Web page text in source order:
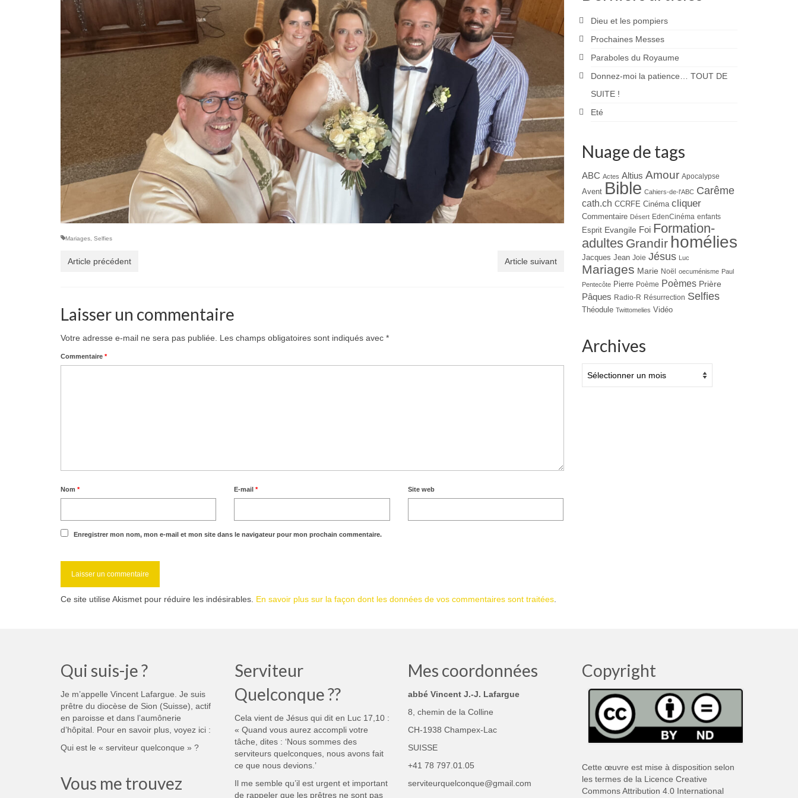
Mariages Selfies
Article précédent Article suivant
Laisser un commentaire
Votre adresse e-mail ne sera pas publiée. Les champs obligatoires sont indiqués avec *
Commentaire *
Nom * E-mail* Site web
Enregistrer mon nom, mon e-mail et mon site dans le navigateur pour mon prochain commentaire.
Ce site utilise Akismet pour réduire les indésirables. En savoir plus sur la façon dont les données de vos commentaires sont traitées
Dieu et les pompiers
Prochaines Messes
Paraboles du Royaume
Donnez-moi la patience… TOUT DE
SUITE !
Eté
Nuage de tags
ABC Actes Altius Amour Apocalypse
Avent Bible Cahiers-de-l'ABC Carême
cath.ch CCRFE Cinéma cliquer
Commentaire Désert EdenCinéma enfants
Esprit Evangile Foi Formation-
adultes Grandir homélies
Jacques Jean Joie Jésus Luc
Mariages Marie Noël oecuménisme Paul
Pentecôte Pierre Poème Poèmes Prière
Pâques Radio-R Résurrection Selfies
Théodule Twittomelies Vidéo
Archives
Qui suis-je ?
Je m’appelle Vincent Lafargue. Je suis
prêtre du diocèse de Sion (Suisse), actif
en paroisse et dans l’aumônerie
d’hôpital. Pour en savoir plus, voyez ici :
Qui est le « serviteur quelconque » ?
Vous me trouvez
Serviteur
Quelconque ??
Cela vient de Jésus qui dit en Luc 17,10 :
« Quand vous aurez accompli votre
tâche, dites : ‘Nous sommes des
serviteurs quelconques, nous avons fait
ce que nous devions.’
Il me semble qu’il est urgent et important
de rappeler que les prêtres ne sont pas
Mes coordonnées
abbé Vincent J.-J. Lafargue
8, chemin de la Colline
CH-1938 Champex-Lac
SUISSE
+41 78 797.01.05
serviteurquelconque@gmail.com
Copyright
Cette œuvre est mise à disposition selon
les termes de la Licence Creative
Commons Attribution 4.0 International